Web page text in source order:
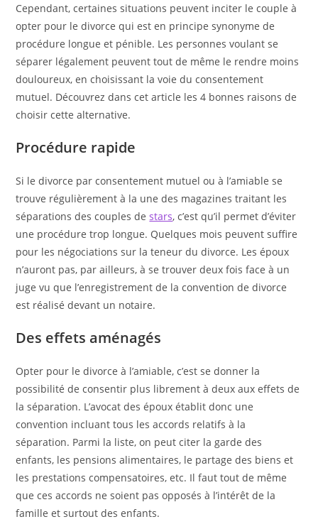
Cependant, certaines situations peuvent inciter le couple à
opter pour le divorce qui est en principe synonyme de
procédure longue et pénible. Les personnes voulant se
séparer légalement peuvent tout de même le rendre moins
douloureux, en choisissant la voie du consentement
mutuel. Découvrez dans cet article les 4 bonnes raisons de
choisir cette alternative.
Procédure rapide
Si le divorce par consentement mutuel ou à l’amiable se
trouve régulièrement à la une des magazines traitant les
séparations des couples destars, c’est qu’il permet d’éviter
une procédure trop longue. Quelques mois peuvent suffire
pour les négociations sur la teneur du divorce. Les époux
n’auront pas, par ailleurs, à se trouver deux fois face à un
juge vu que l’enregistrement de la convention de divorce
est réalisé devant un notaire.
Des effets aménagés
Opter pour le divorce à l’amiable, c’est se donner la
possibilité de consentir plus librement à deux aux effets de
la séparation. L’avocat des époux établit donc une
convention incluant tous les accords relatifs à la
séparation. Parmi la liste, on peut citer la garde des
enfants, les pensions alimentaires, le partage des biens et
les prestations compensatoires, etc. Il faut tout de même
que ces accords ne soient pas opposés à l’intérêt de la
famille et surtout des enfants.